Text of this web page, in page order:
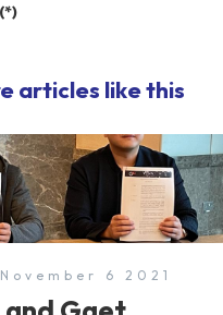
(*)
articles like this
6 2021